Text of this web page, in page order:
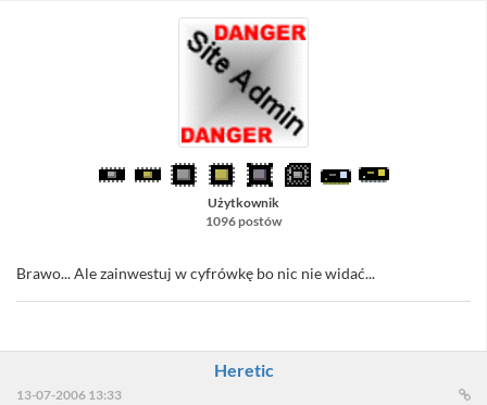
Użytkownik
1096 postów
Brawo... Ale zainwestuj w cyfrówkę bo nic nie widać...
Heretic
13-07-2006 13:33